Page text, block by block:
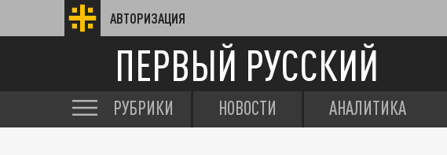
АВТОРИЗАЦИЯ
ПЕРВЫЙ РУССКИЙ
РУБРИКИ НОВОСТИ АНАЛИТИКА